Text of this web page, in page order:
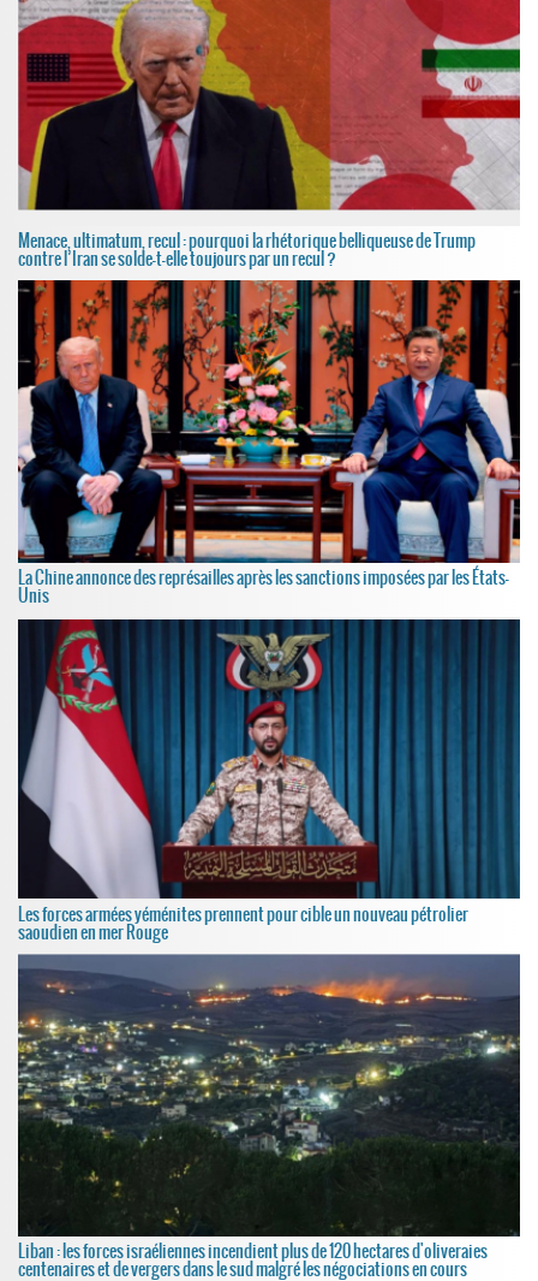
Menace, ultimatum, recul : pourquoi la rhétorique belliqueuse de Trump
contre l’Iran se solde-t-elle toujours par un recul ?
La Chine annonce des représailles après les sanctions imposées par les États-
Unis
Les forces armées yéménites prennent pour cible un nouveau pétrolier
saoudien en mer Rouge
Liban : les forces israéliennes incendient plus de 120 hectares d'oliveraies
centenaires et de vergers dans le sud malgré les négociations en cours